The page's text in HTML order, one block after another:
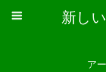
新し
ア